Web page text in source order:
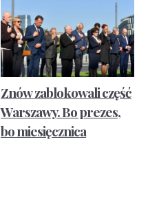
Znów zablokowali część
Warszawy. Bo prezes,
bo miesięcznica